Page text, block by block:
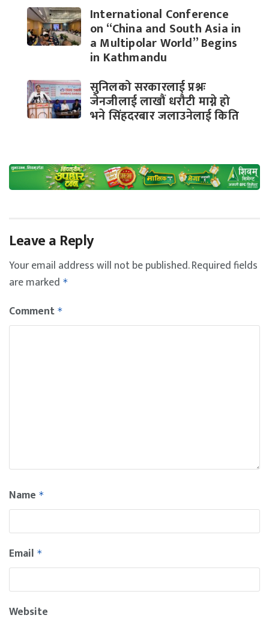
International Conference
on “China and South Asia in
a Multipolar World” Begins
in Kathmandu
सुनिलको सरकारलाई प्रश्नः
जेनजीलाई लाखौं धरौटी माग्ने हो
भने सिंहदरबार जलाउनेलाई किति
Leave a Reply
Your email address will not be published.Required fields
are marked *
Comment *
Name *
Email *
Website